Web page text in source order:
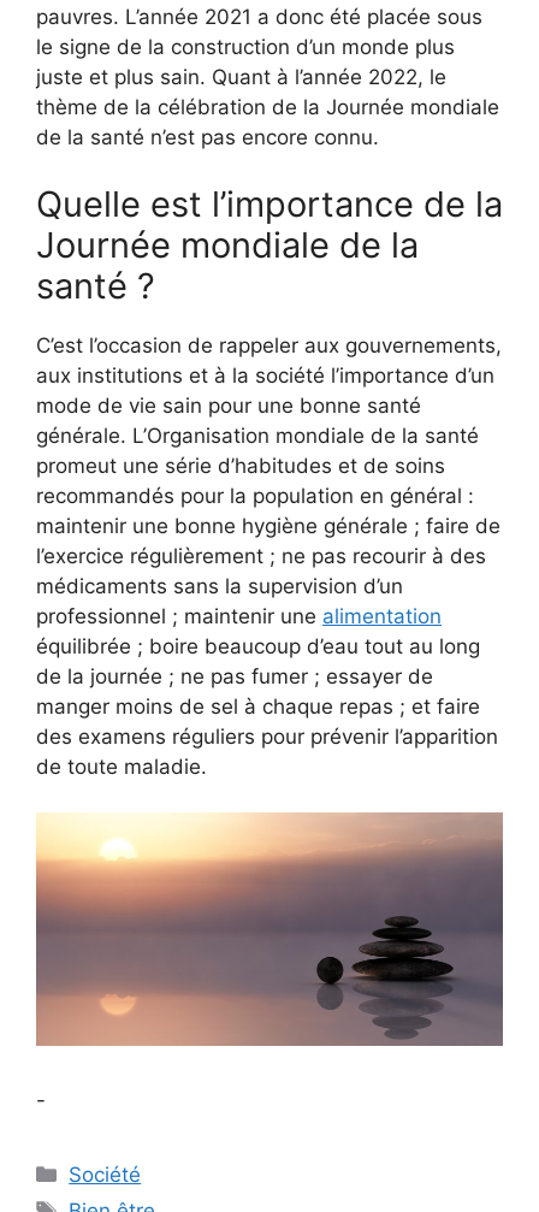
pauvres. L’année 2021 a donc été placée sous
le signe de la construction d’un monde plus
juste et plus sain. Quant à l’année 2022, le
thème de la célébration de la Journée mondiale
de la santé n’est pas encore connu.
Quelle est l’importance de la
Journée mondiale de la
santé ?
C’est l’occasion de rappeler aux gouvernements,
aux institutions et à la société l’importance d’un
mode de vie sain pour une bonne santé
générale. L’Organisation mondiale de la santé
promeut une série d’habitudes et de soins
recommandés pour la population en général :
maintenir une bonne hygiène générale ; faire de
l’exercice régulièrement ; ne pas recourir à des
médicaments sans la supervision d’un
professionnel ; maintenir une alimentation
équilibrée ; boire beaucoup d’eau tout au long
de la journée ; ne pas fumer ; essayer de
manger moins de sel à chaque repas ; et faire
des examens réguliers pour prévenir l’apparition
de toute maladie.
-
Catégories
Société
Étiquettes